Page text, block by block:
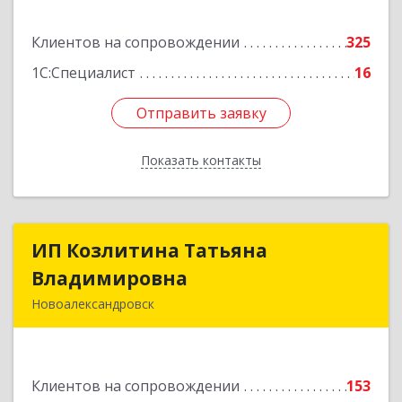
Клиентов на сопровождении
325
1С:Специалист
16
Отправить заявку
Показать контакты
Отправить заявку
Назад
ИП Козлитина Татьяна
Владимировна
Новоалександровск
Клиентов на сопровождении 153
ИП Козлитина Татьяна
Подробнее